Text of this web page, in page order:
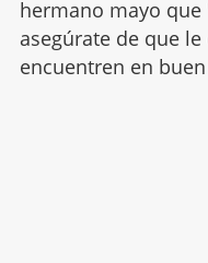
hermano mayo
asegúrate de que
encuentren en